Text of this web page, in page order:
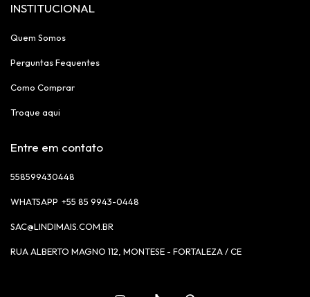
INSTITUCIONAL
Quem Somos
Perguntas Fequentes
Como Comprar
Troque aqui
Entre em contato
558599430448
+55 85 9943-0448
SAC@LINDIMAIS.COM.BR
RUA ALBERTO MAGNO 112, MONTESE - FORTALEZA / CE